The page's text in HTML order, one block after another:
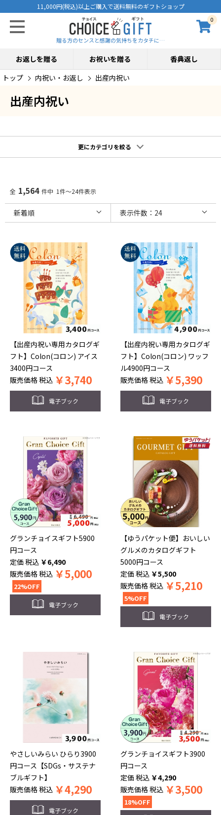
11,000円(税込)以上ご購入で送料無料のギフトショップ
0
贈る方のセンスと感謝の気持ちをカタチに…
お返しを贈る お祝いを贈る
香典返し
トップ
内祝い・お返し 出産内祝い
出産内祝い
更にカテゴリを絞る
全 1,564 件中 1件～24件表示
【出産内祝い専用カタログギ
フト】Colon(コロン) アイス
3400円コース
販売価格税込 ￥3,740
電子ブック
【出産内祝い専用カタログギ
フト】Colon(コロン) ワッフ
ル4900円コース
販売価格税込 ￥5,390
電子ブック
グランチョイスギフト5900
円コース
税込 ￥6,490
販売価格税込 ￥5,000
22%OFF
電子ブック
【ゆうパケット便】おいしい
グルメのカタログギフト
5000円コース
税込 ￥5,500
販売価格税込 ￥5,210
5%OFF
電子ブック
やさしいみらい ひらり3900
円コース【SDGs・サステナ
ブルギフト】
販売価格税込 ￥4,290
電子ブック
グランチョイスギフト3900
円コース
税込 ￥4,290
販売価格税込 ￥3,500
18%OFF